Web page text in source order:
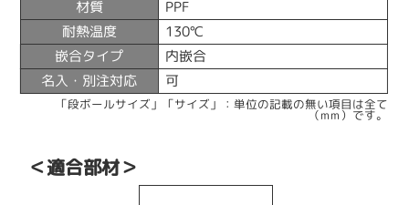
材質 PPF
耐熱温度 130℃
嵌合タイプ 内嵌合
名入・別注対応 可
「段ボールサイズ」「サイズ」：単位の記載の無い項目は全て
（mm）です。
＜適合部材＞